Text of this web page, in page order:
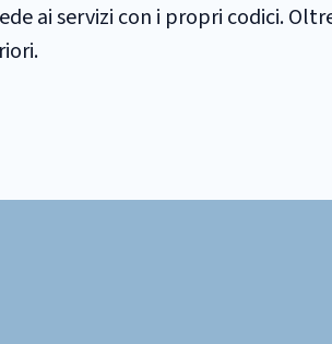
ai servizi con i propri codici.